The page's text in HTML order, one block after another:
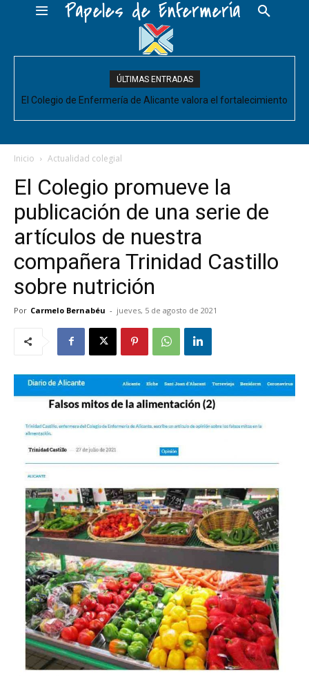
Papeles de Enfermería
ÚLTIMAS ENTRADAS
El Colegio de Enfermería de Alicante valora el fortalecimiento
acompañe de decisiones estructurales para...
Inicio Actualidad colegial
El Colegio promueve la
publicación de una serie de
artículos de nuestra
compañera Trinidad Castillo
sobre nutrición
Por Carmelo Bernabéu - jueves, 5 de agosto de 2021